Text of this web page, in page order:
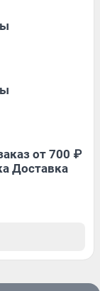
от 700 ₽
Доставка